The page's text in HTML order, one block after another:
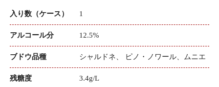
入り数（ケース） 1
アルコール分 12.5%
ブドウ品種 シャルドネ、 ピノ・ノワール、ムニエ
残糖度 3.4g/L